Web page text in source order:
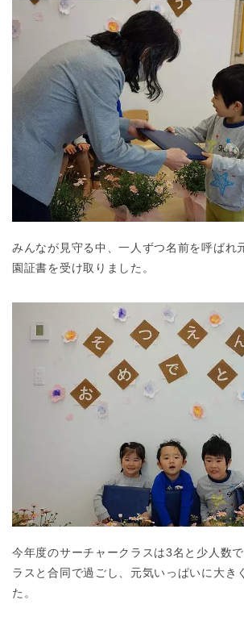
みんなが見守る中、一人ずつ名前を呼ばれ
園証書を受け取りました。
今年度のサーチャークラスは3名と少人数
ラスと合同で過ごし、元気いっぱいに大き
た。